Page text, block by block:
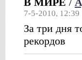
7-5-2010, 12:39
За три дня
рекордов